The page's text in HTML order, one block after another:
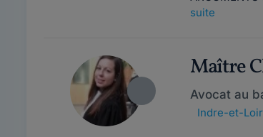
suite
Maître
Avocat au
Indre-et-